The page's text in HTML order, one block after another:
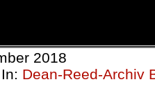
2018
Dean-Reed-Archiv